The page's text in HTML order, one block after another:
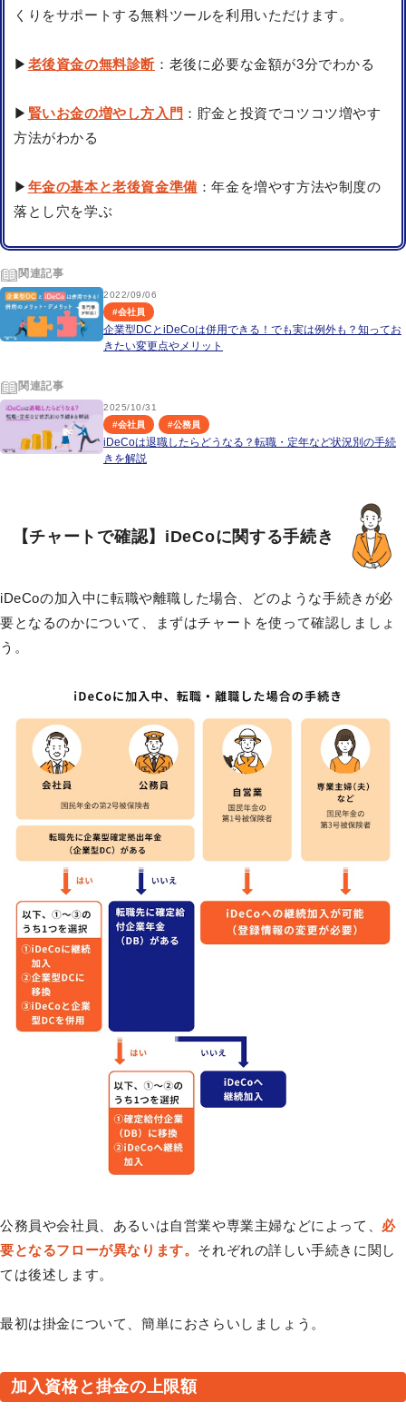
くりをサポートする無料ツールを利用いただけます。
▶ 老後資金の無料診断 ：老後に必要な金額が3分でわかる
▶ 賢いお金の増やし方入門 ：貯金と投資でコツコツ増やす
方法がわかる
▶ 年金の基本と老後資金準備 ：年金を増やす方法や制度の
落とし穴を学ぶ
関連記事
2022/09/06
#会社員
企業型DCとiDeCoは併用できる！でも実は例外も？知ってお
きたい変更点やメリット
関連記事
2025/10/31
#会社員 #公務員
iDeCoは退職したらどうなる？転職・定年など状況別の手続
きを解説
【チャートで確認】iDeCoに関する手続き
iDeCoの加入中に転職や離職した場合、どのような手続きが必
要となるのかについて、まずはチャートを使って確認しましょ
う。
公務員や会社員、あるいは自営業や専業主婦などによって、 必
要となるフローが異なります。 それぞれの詳しい手続きに関し
ては後述します。
最初は掛金について、簡単におさらいしましょう。
加入資格と掛金の上限額